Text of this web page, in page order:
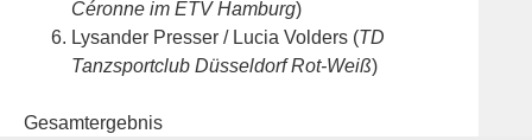
Céronne im ETV Hamburg)
Lysander Presser / Lucia Volders (TD
Tanzsportclub Düsseldorf Rot-Weiß)
Gesamtergebnis